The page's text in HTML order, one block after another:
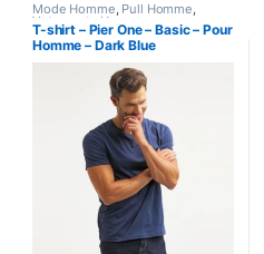
Mode Homme, Pull Homme,
Vetements Homme
T-shirt – Pier One – Basic – Pour
Homme – Dark Blue